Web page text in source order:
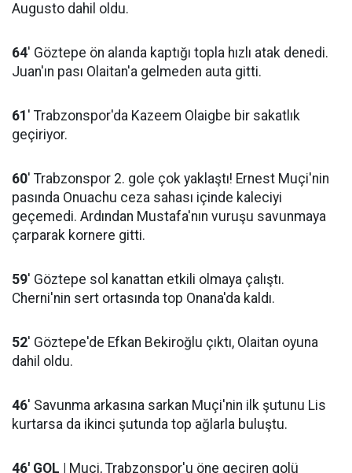
Augusto dahil oldu.
64' Göztepe ön alanda kaptığı topla hızlı atak denedi.
Juan'ın pası Olaitan'a gelmeden auta gitti.
61 ' Trabzonspor'da Kazeem Olaigbe bir sakatlık
geçiriyor.
60' Trabzonspor 2. gole çok yaklaştı! Ernest Muçi'nin
pasında Onuachu ceza sahası içinde kaleciyi
geçemedi. Ardından Mustafa'nın vuruşu savunmaya
çarparak kornere gitti.
59' Göztepe sol kanattan etkili olmaya çalıştı.
Cherni'nin sert ortasında top Onana'da kaldı.
52' Göztepe'de Efkan Bekiroğlu çıktı, Olaitan oyuna
dahil oldu.
46' Savunma arkasına sarkan Muçi'nin ilk şutunu Lis
kurtarsa da ikinci şutunda top ağlarla buluştu.
46' GOL | Muçi, Trabzonspor'u öne geçiren golü